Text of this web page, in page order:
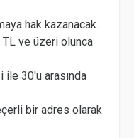
hak kazanacak.
TL ve üzeri olunca
ile 30'u arasında
bir adres olarak